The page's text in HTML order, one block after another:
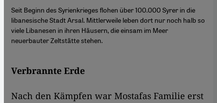
Seit Beginn des Syrienkrieges flohen über 100.000 Syrer in die
libanesische Stadt Arsal. Mittlerweile leben dort nur noch halb so
viele Libanesen in ihren Häusern, die einsam im Meer
neuerbauter Zeltstätte stehen.
Verbrannte Erde
Nach den Kämpfen war Mostafas Familie erst